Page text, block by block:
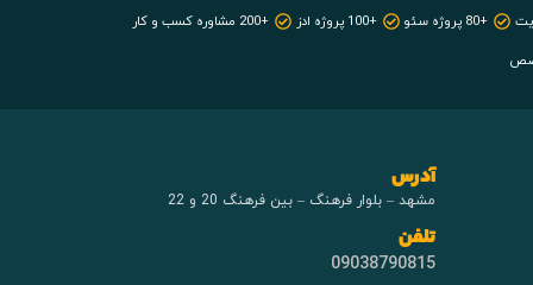
+80 پروژه سئو +100 پروژه ادز +200 مشاوره کسب و کار
آدرس
مشهد – بلوار فرهنگ – بین فرهنگ 20 و 22
تلفن
09038790815